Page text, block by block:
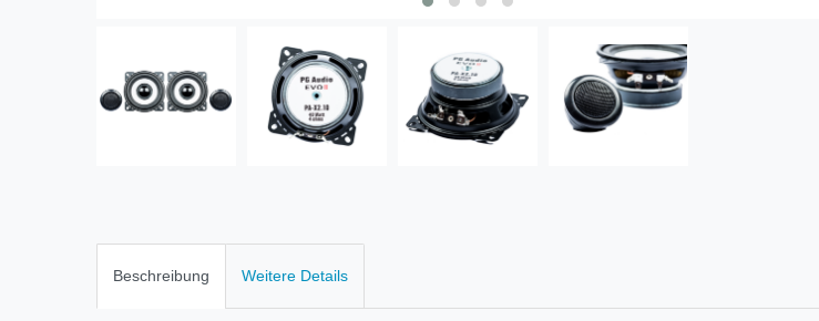
Beschreibung Weitere Details